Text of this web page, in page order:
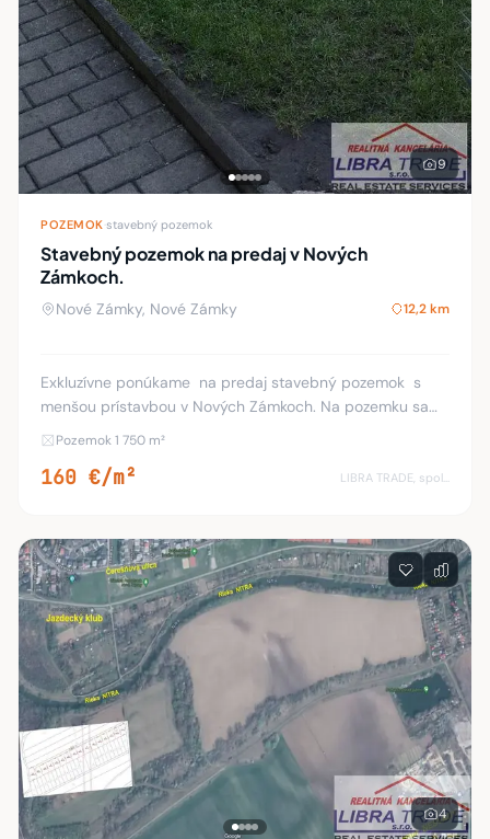
9
POZEMOK stavebný pozemok
Stavebný pozemok na predaj v Nových
Zámkoch.
Nové Zámky, Nové Zámky 12,2 km
Exkluzívne ponúkame na predaj stavebný pozemok s
menšou prístavbou v Nových Zámkoch. Na pozemku sa
nachádza menší rodinný dom s obytným podkrovím o
Pozemok 1 750 m²
160 €/m² LIBRA TRADE, spol.s.r.o.
4